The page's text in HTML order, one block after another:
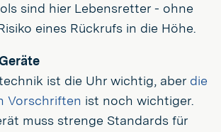
sind hier Lebensretter - ohne
eines Rückrufs in die Höhe.
ist die Uhr wichtig, aber die
Vorschriften ist noch wichtiger.
muss strenge Standards für